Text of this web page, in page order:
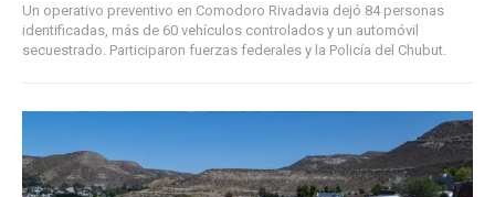
Un operativo preventivo en Comodoro Rivadavia dejó 84 personas
identificadas, más de 60 vehículos controlados y un automóvil
secuestrado. Participaron fuerzas federales y la Policía del Chubut.